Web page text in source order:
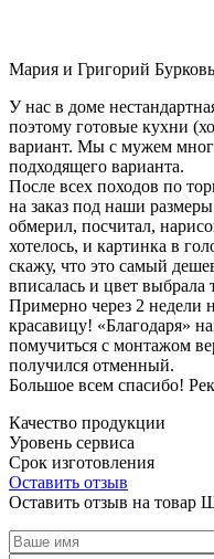
Мария и Григорий
У нас в доме
поэтому готовые кухни
вариант. Мы с мужем
подходящего варианта.
После всех походов по
на заказ под наши
обмерил, посчитал,
хотелось, и картинка в
скажу, что это самый
вписалась и цвет выбрала
Примерно через 2 недели
красавицу! «Благодаря»
помучиться с монтажом
получился отменный.
Большое всем спасибо!
Качество продукции
Уровень сервиса
Срок изготовления
Оставить отзыв
Оставить отзыв на товар